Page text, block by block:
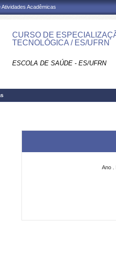
Acadêmicas
CURSO DE
TECNOLÓGICA / ES/UFRN
ESCOLA DE SAÚDE - ES/UFRN
Ano